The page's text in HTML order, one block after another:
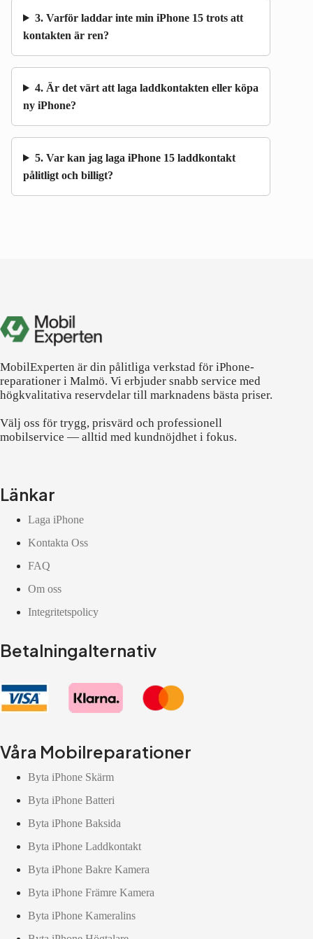
3. Varför laddar inte min iPhone 15 trots att
kontakten är ren?
4. Är det värt att laga laddkontakten eller köpa
ny iPhone?
5. Var kan jag laga iPhone 15 laddkontakt
pålitligt och billigt?
MobilExperten är din pålitliga verkstad för iPhone-
reparationer i Malmö. Vi erbjuder snabb service med
högkvalitativa reservdelar till marknadens bästa priser.
Välj oss för trygg, prisvärd och professionell
mobilservice — alltid med kundnöjdhet i fokus.
Länkar
Laga iPhone
Kontakta Oss
FAQ
Om oss
Integritetspolicy
Betalningalternativ
Våra Mobilreparationer
Byta iPhone Skärm
Byta iPhone Batteri
Byta iPhone Baksida
Byta iPhone Laddkontakt
Byta iPhone Bakre Kamera
Byta iPhone Främre Kamera
Byta iPhone Kameralins